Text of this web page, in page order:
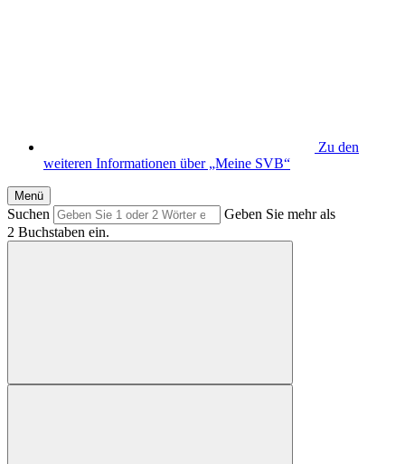
Zu den
weiteren Informationen über „Meine SVB“
Menü
Suchen
Geben Sie mehr als
2 Buchstaben ein.